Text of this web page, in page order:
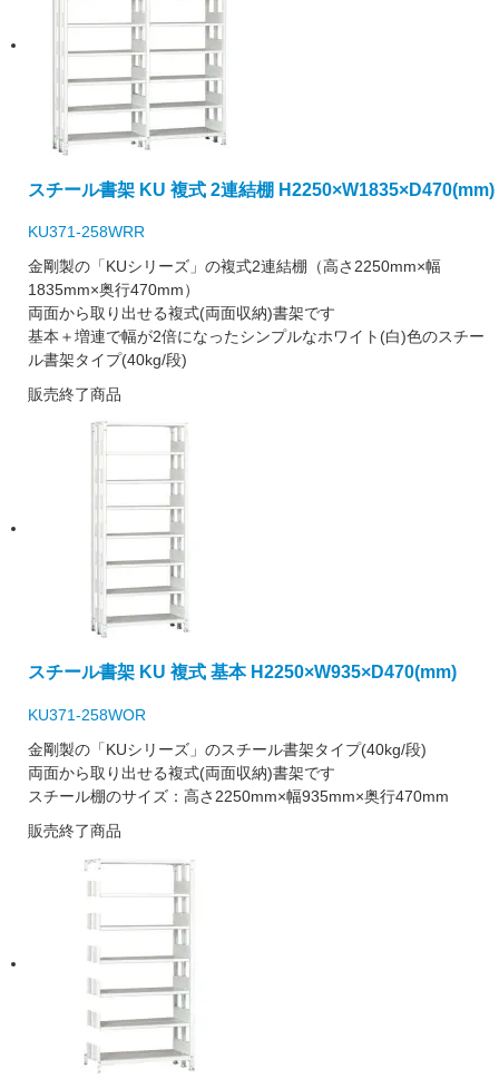
スチール書架 KU 複式 2連結棚 H2250×W1835×D470(mm)
KU371-258WRR
金剛製の「KUシリーズ」の複式2連結棚（高さ2250mm×幅
1835mm×奥行470mm）
両面から取り出せる複式(両面収納)書架です
基本＋増連で幅が2倍になったシンプルなホワイト(白)色のスチー
ル書架タイプ(40kg/段)
販売終了商品
スチール書架 KU 複式 基本 H2250×W935×D470(mm)
KU371-258WOR
金剛製の「KUシリーズ」のスチール書架タイプ(40kg/段)
両面から取り出せる複式(両面収納)書架です
スチール棚のサイズ：高さ2250mm×幅935mm×奥行470mm
販売終了商品